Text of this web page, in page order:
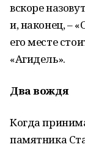
вскоре
и, наконец, –
его месте
«Агидель».
Два вождя
Когда
памятника